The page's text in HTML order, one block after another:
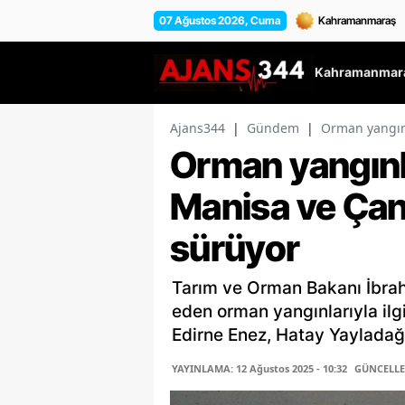
07 Ağustos 2026, Cuma
Ajans344 | Gündem | Orman
Orman
Manisa ve
sürüyor
Tarım ve Orman Bakanı
eden orman yangınlarıyla
Edirne Enez, Hatay
YAYINLAMA: 12 Ağustos 2025 - 10:32